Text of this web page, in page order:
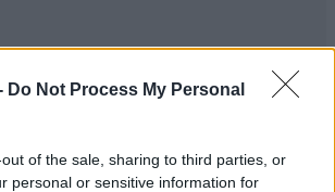
Do Not Process My Personal
of the sale, sharing to third parties, or
personal or sensitive information for